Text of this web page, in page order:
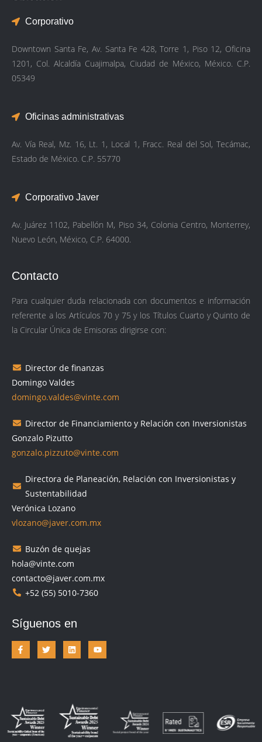
Corporativo
Downtown Santa Fe, Av. Santa Fe 428, Torre 1, Piso 12, Oficina
1201, Col. Alcaldía Cuajimalpa, Ciudad de México, México. C.P.
05349
Oficinas administrativas
Av. Vía Real, Mz. 16, Lt. 1, Local 1, Fracc. Real del Sol, Tecámac,
Estado de México. C.P. 55770
Corporativo Javer
Av. Juárez 1102, Pabellón M, Piso 34, Colonia Centro, Monterrey,
Nuevo León, México, C.P. 64000.
Contacto
Para cualquier duda relacionada con documentos e información
referente a los Artículos 70 y 75 y los Títulos Cuarto y Quinto de
la Circular Única de Emisoras dirigirse con:
Director de finanzas
Domingo Valdes
domingo.valdes@vinte.com
Director de Financiamiento y Relación con Inversionistas
Gonzalo Pizutto
gonzalo.pizzuto@vinte.com
Directora de Planeación, Relación con Inversionistas y
Sustentabilidad
Verónica Lozano
vlozano@javer.com.mx
Buzón de quejas
hola@vinte.com
contacto@javer.com.mx
+52 (55) 5010-7360
Síguenos en